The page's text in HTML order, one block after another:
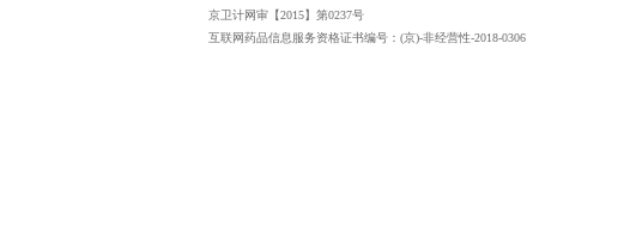
京卫计网审【2015】第0237号
互联网药品信息服务资格证书编号：(京)-非经营性-2018-0306